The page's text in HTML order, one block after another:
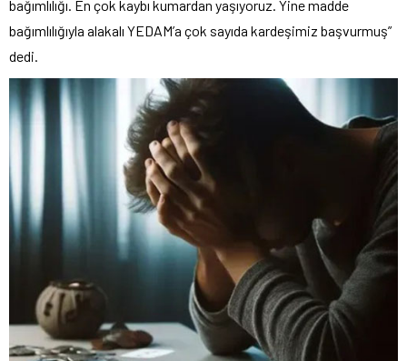
bağımlılığı. En çok kaybı kumardan yaşıyoruz. Yine madde
bağımlılığıyla alakalı YEDAM’a çok sayıda kardeşimiz başvurmuş”
dedi.